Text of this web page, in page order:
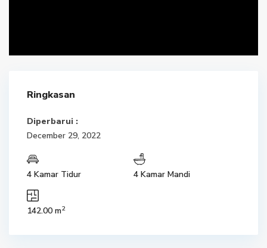
Ringkasan
Diperbarui :
December 29, 2022
4 Kamar Tidur 4 Kamar Mandi
142.00 m2